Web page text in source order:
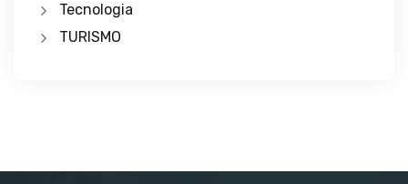
Tecnologia
TURISMO